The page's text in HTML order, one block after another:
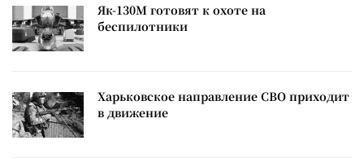
Як-130М готовят к охоте на
беспилотники
Харьковское направление СВО приходит
в движение